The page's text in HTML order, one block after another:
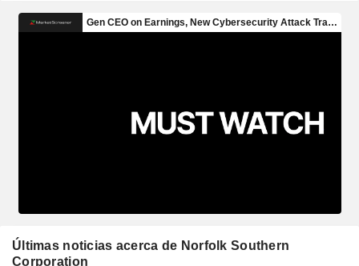
Últimas noticias acerca de Norfolk Southern
Corporation